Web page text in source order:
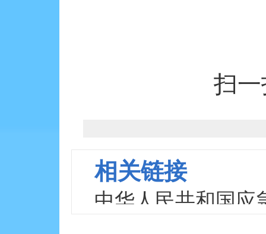
扫
相关链接
中华人民共和国应